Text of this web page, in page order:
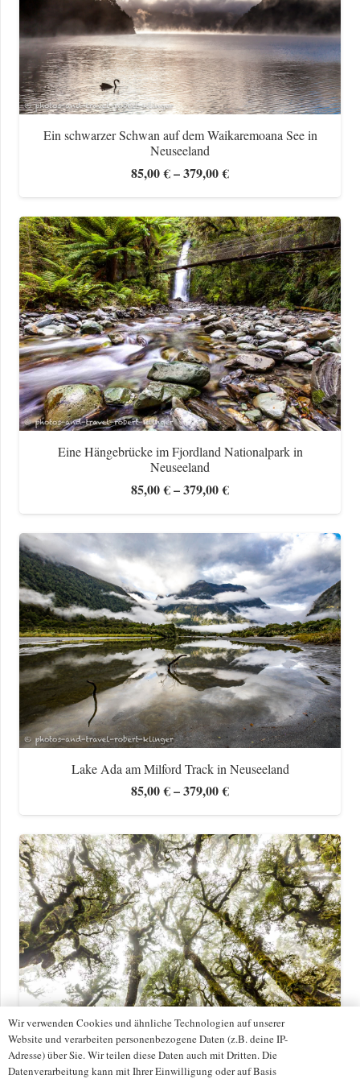
Ein schwarzer Schwan auf dem Waikaremoana See in
Neuseeland
85,00€–379,00€Preisspanne:
85,00 €
bis
379,00 €
Eine Hängebrücke im Fjordland Nationalpark in
Neuseeland
85,00€–379,00€Preisspanne:
85,00 €
bis
379,00 €
Lake Ada am Milford Track in Neuseeland
85,00€–379,00€Preisspanne:
85,00 €
bis
379,00 €
Subtropischer Regenwald am Waikaremoana See in
Wir verwenden Cookies und ähnliche Technologien auf unserer
Website und verarbeiten personenbezogene Daten (z.B. deine IP-
Adresse) über Sie. Wir teilen diese Daten auch mit Dritten. Die
Datenverarbeitung kann mit Ihrer Einwilligung oder auf Basis